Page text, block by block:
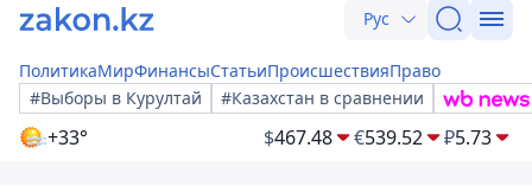
Рус
ПолитикаМирФинансыСтатьиПроисшествияПраво
#Выборы в Курултай
#Казахстан в сравнении
+33° $467.48 €539.52 ₽5.73